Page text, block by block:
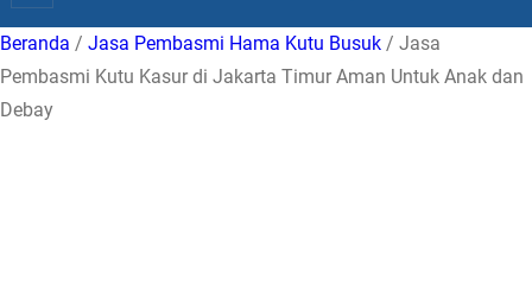
Beranda / Jasa Pembasmi Hama Kutu Busuk / Jasa
Pembasmi Kutu Kasur di Jakarta Timur Aman Untuk Anak dan
Debay